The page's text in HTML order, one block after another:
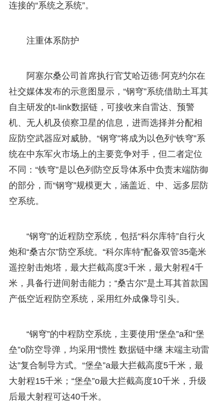
连接的“系统之系统”。
注重体系防护
阿塞尔桑公司首席执行官艾哈迈德·阿克约尔在
社交媒体发布的示意图显示，“钢穹”系统借助土耳其
自主研发的t-link数据链，可接收来自雷达、预警
机、无人机及侦察卫星的信息，进而选择并分配相
应防空武器应对威胁。“钢穹”将成为以色列“铁穹”系
统在中东军火市场上的主要竞争对手，但二者定位
不同：“铁穹”是以色列防空反导体系中负责末端防御
的部分，而“钢穹”规模更大，涵盖近、中、远多层防
空系统。
“钢穹”的近程防空系统，包括“科尔库特”自行火
炮和“桑古尔”防空系统。“科尔库特”配备双管35毫米
遥控射击炮塔，最大拦截高度3千米，最大射程4千
米，具备行进间射击能力；“桑古尔”是土耳其首款国
产低空近程防空系统，采用红外成像导引头。
“钢穹”的中程防空系统，主要使用“堡垒”a和“堡
垒”o防空导弹，均采用“惯性 数据链中继 末端主动雷
达”复合制导方式。“堡垒”a最大拦截高度5千米，最
大射程15千米；“堡垒”o最大拦截高度10千米，升级
后最大射程可达40千米。